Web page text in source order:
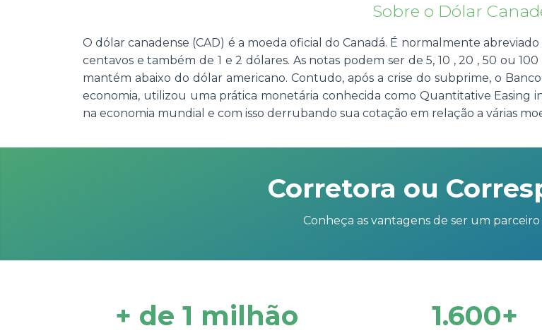
Sobre o Dólar
O dólar canadense (CAD) é a moeda oficial do Canadá. É normalmente abreviado
centavos e também de 1 e 2 dólares. As notas podem ser de 5, 10 , 20 , 50 ou
mantém abaixo do dólar americano. Contudo, após a crise do subprime, o
economia, utilizou uma prática monetária conhecida como Quantitative
na economia mundial e com isso derrubando sua cotação em relação a várias
Corretora ou
Conheça as vantagens de ser um
+ de 1 milhão 1.600+